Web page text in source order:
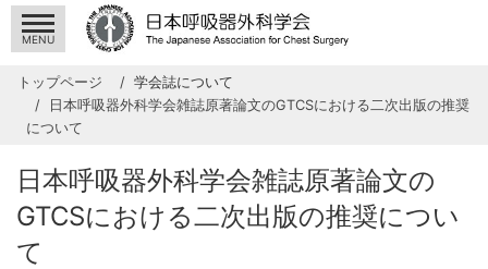
MENU
トップページ
学会誌について
日本呼吸器外科学会雑誌原著論文のGTCSにおける二次出版の推奨
について
日本呼吸器外科学会雑誌原著論文の
GTCSにおける二次出版の推奨につい
て